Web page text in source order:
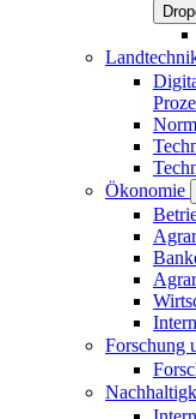
Ökonomie
Forschung